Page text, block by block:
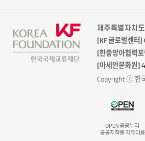
(www.kf.or.kr)
for
more
information.
제주특별자치
[KF 글로벌센터]
[한중앙아협력
[아세안문화원]
Copyright ⓒ 한
OPEN 공공누리
공공저작물 자유이용